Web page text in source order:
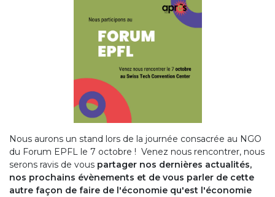
Nous aurons un stand lors de la journée consacrée au NGO
du Forum EPFL le 7 octobre ! Venez nous rencontrer, nous
serons ravis de vous partager nos dernières actualités,
nos prochains évènements et de vous parler de cette
autre façon de faire de l'économie qu'est l'économie